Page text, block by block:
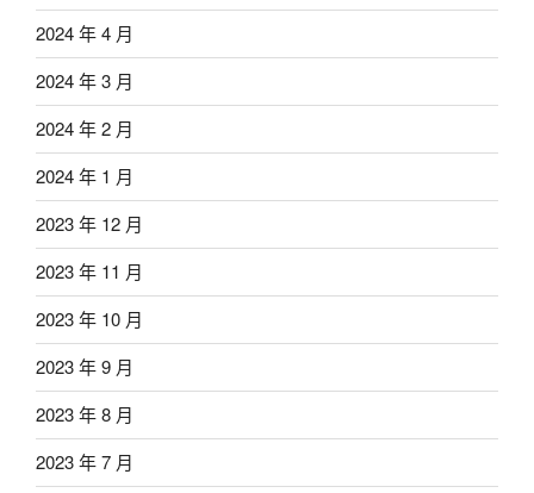
2024 年 4 月
2024 年 3 月
2024 年 2 月
2024 年 1 月
2023 年 12 月
2023 年 11 月
2023 年 10 月
2023 年 9 月
2023 年 8 月
2023 年 7 月